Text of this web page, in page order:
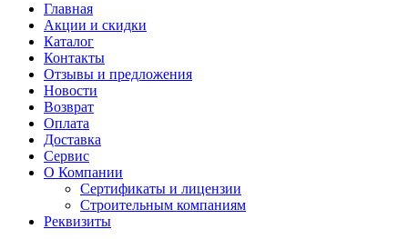
Главная
Акции и скидки
Каталог
Контакты
Отзывы и предложения
Новости
Возврат
Оплата
Доставка
Сервис
О Компании
Сертификаты и лицензии
Строительным компаниям
Реквизиты